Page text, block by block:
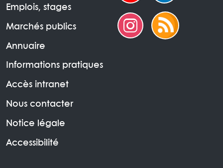
Emplois, stages
Marchés publics
Annuaire
Informations pratiques
Accès intranet
Nous contacter
Notice légale
Accessibilité